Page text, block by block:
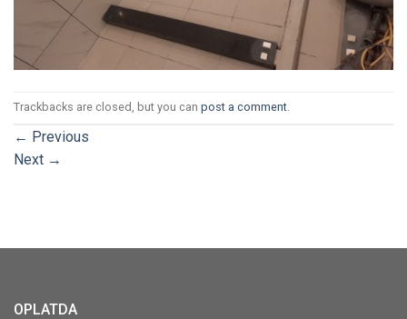
Trackbacks are closed, but you can post a comment.
← Previous
Next →
OPLATDA